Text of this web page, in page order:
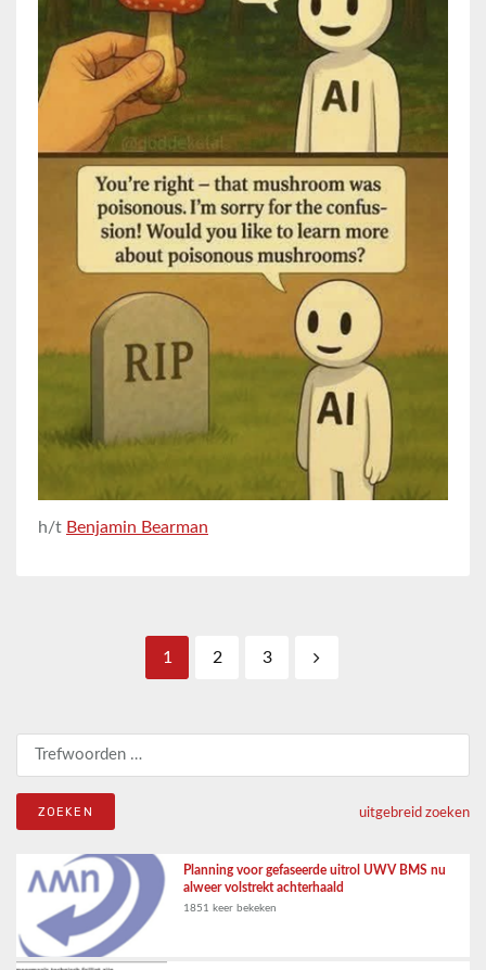
h/t Benjamin Bearman
Berichten paginering
1 2 3
Zoeken naar:
uitgebreid zoeken
Planning voor gefaseerde uitrol UWV BMS nu
alweer volstrekt achterhaald
1851 keer bekeken